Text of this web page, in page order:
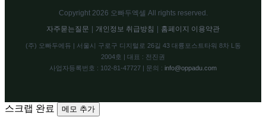
Copyright 2026 오빠두엑셀 All rights reserved.
자주묻는질문
개인정보 취급방침 홈페이지 이용약관
(주) 오빠두에듀 | 서울시 구로구 디지털로 26길 43 대륭포스트타워 8차 L동
2004호 | 대표 : 전진권
사업자등록번호 : 102-81-47727 | 문의 : info@oppadu.com
스크랩 완료 메모 추가